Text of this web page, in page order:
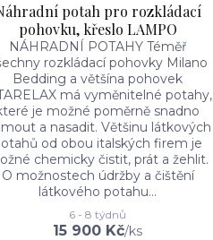
potah pro rozkládací
pohovku, křeslo LAMPO
NÁHRADNÍ POTAHY Téměř
rozkládací pohovky Milano
Bedding a většína pohovek
má vyměnitelné potahy,
je možné poměrně snadno
a nasadit. Většinu látkových
od obou italských firem je
chemicky čistit, prát a žehlit.
O možnostech údržby a čištění
látkového potahu...
15 900 Kč/ks
6 - 8 týdnů